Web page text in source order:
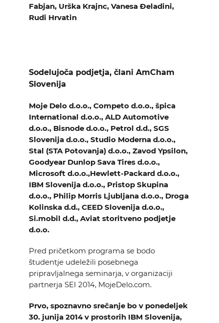
Fabjan, Urška Krajnc, Vanesa Đeladini,
Rudi Hrvatin
Sodelujoča podjetja, člani AmCham
Slovenija
Moje Delo d.o.o., Competo d.o.o., špica
International d.o.o., ALD Automotive
d.o.o., Bisnode d.o.o., Petrol d.d., SGS
Slovenija d.o.o., Studio Moderna d.o.o.,
Stal (STA Potovanja) d.o.o., Zavod Ypsilon,
Goodyear Dunlop Sava Tires d.o.o.,
Microsoft d.o.o.,Hewlett-Packard d.o.o.,
IBM Slovenija d.o.o., Pristop Skupina
d.o.o., Philip Morris Ljubljana d.o.o., Droga
Kolinska d.d., CEED Slovenija d.o.o.,
Si.mobil d.d., Aviat storitveno podjetje
d.o.o.
Pred pričetkom programa se bodo
študentje udeležili posebnega
pripravljalnega seminarja, v organizaciji
partnerja SEI 2014, MojeDelo.com.
Prvo, spoznavno srečanje bo v ponedeljek
30. junija 2014 v prostorih IBM Slovenija,